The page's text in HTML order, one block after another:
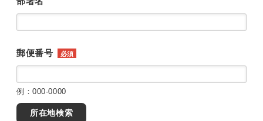
郵便番号 必須
例：000-0000
所在地検索